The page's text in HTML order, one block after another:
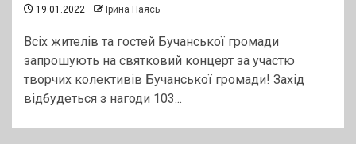
19.01.2022 Ірина Паясь
Всіх жителів та гостей Бучанської громади
запрошують на святковий концерт за участю
творчих колективів Бучанської громади! Захід
відбудеться з нагоди 103...